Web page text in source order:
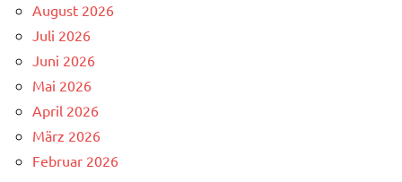
August 2026
Juli 2026
Juni 2026
Mai 2026
April 2026
März 2026
Februar 2026